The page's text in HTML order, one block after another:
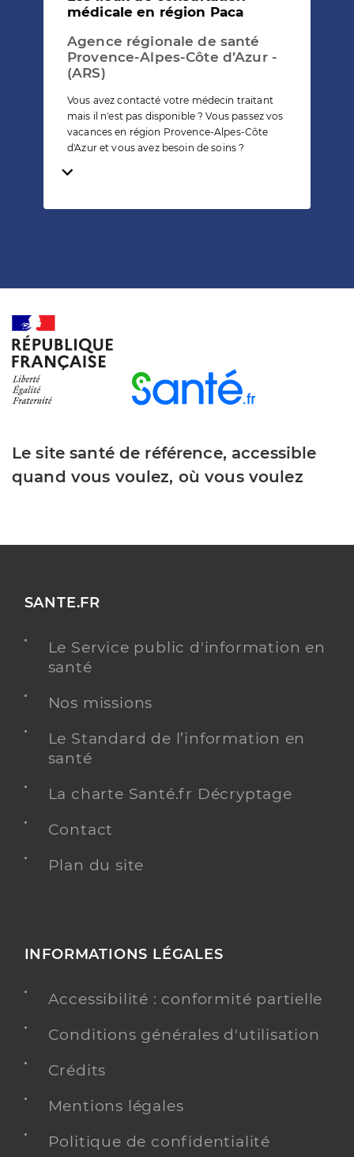
médicale en région Paca
Agence régionale de santé
Provence-Alpes-Côte d’Azur -
(ARS)
Vous avez contacté votre médecin traitant
mais il n'est pas disponible ? Vous passez vos
vacances en région Provence-Alpes-Côte
d'Azur et vous avez besoin de soins ?
Temps de lecture
Le site santé de référence, accessible
quand vous voulez, où vous voulez
SANTE.FR
Le Service public d'information en
santé
Nos missions
Le Standard de l’information en
santé
La charte Santé.fr Décryptage
Contact
Plan du site
INFORMATIONS LÉGALES
Accessibilité : conformité partielle
Conditions générales d'utilisation
Crédits
Mentions légales
Politique de confidentialité